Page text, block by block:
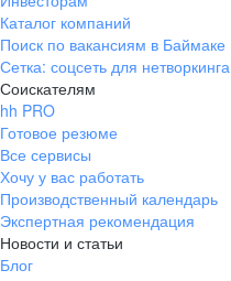
Каталог компаний
Поиск по вакансиям в Баймаке
Сетка: соцсеть для нетворкинга
Соискателям
hh PRO
Готовое резюме
Все сервисы
Хочу у вас работать
Производственный календарь
Экспертная рекомендация
Новости и статьи
Блог